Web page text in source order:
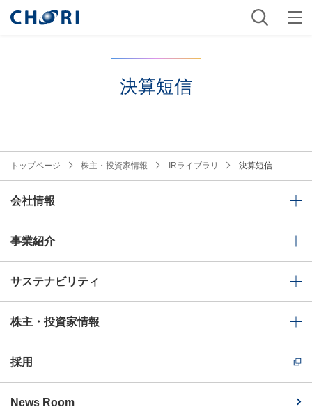
決算短信
トップページ 株主・投資家情報 IRライブラリ 決算短信
会社情報
事業紹介
サステナビリティ
株主・投資家情報
採用
News Room